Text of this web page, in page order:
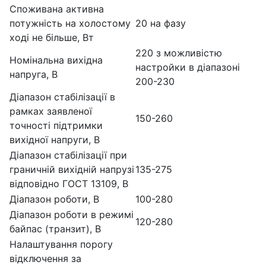
Споживана активна
потужність на холостому
ході не більше, Вт
20 на фазу
Номінальна вихідна
напруга, В
220 з можливістю
настройки в діапазоні
200-230
Діапазон стабілізації в
рамках заявленої
точності підтримки
вихідної напруги, В
150-260
Діапазон стабілізації при
граничній вихідній напрузі
відповідно ГОСТ 13109, В
135-275
Діапазон роботи, В
100-280
Діапазон роботи в режимі
байпас (транзит), В
120-280
Налаштування порогу
відключення за